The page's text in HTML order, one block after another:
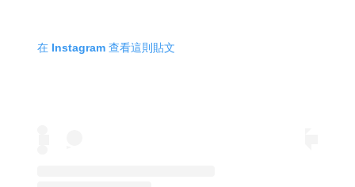
在 Instagram 查看這則貼文